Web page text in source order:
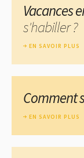
Vacances
s'habiller ?
EN SAVOIR PLUS
Comment
EN SAVOIR PLUS